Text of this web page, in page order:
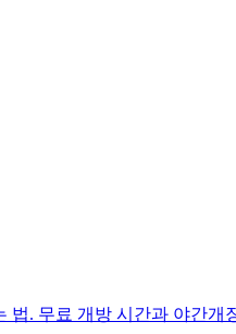
법. 무료 개방 시간과 야간개